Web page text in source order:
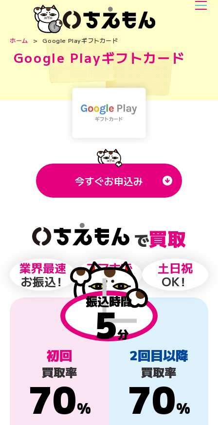
ホーム Google Playギフトカード
Google Playギフトカード
今すぐお申込み
で買取
業界最速
お振込！
スマホで
完結！
土日祝
OK！
振込時間
5分
初回
買取率
70%
2回目以降
買取率
70%